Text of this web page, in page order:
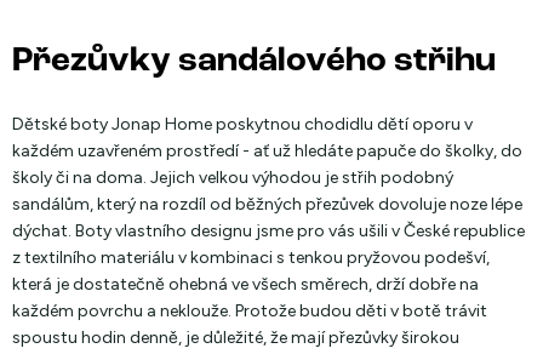
Přezůvky sandálového střihu
Dětské boty Jonap Home poskytnou chodidlu dětí oporu v
každém uzavřeném prostředí - ať už hledáte papuče do školky, do
školy či na doma. Jejich velkou výhodou je střih podobný
sandálům, který na rozdíl od běžných přezůvek dovoluje noze lépe
dýchat. Boty vlastního designu jsme pro vás ušili v České republice
z textilního materiálu v kombinaci s tenkou pryžovou podešví,
která je dostatečně ohebná ve všech směrech, drží dobře na
každém povrchu a neklouže. Protože budou děti v botě trávit
spoustu hodin denně, je důležité, že mají přezůvky širokou